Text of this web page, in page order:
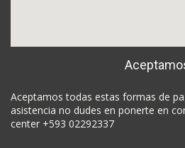
Aceptamos todas estas formas de
asistencia no dudes en ponerte en
center +593 02292337